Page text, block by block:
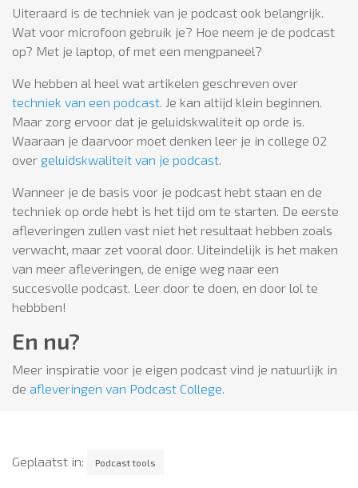
Uiteraard is de techniek van je podcast ook belangrijk.
Wat voor microfoon gebruik je? Hoe neem je de podcast
op? Met je laptop, of met een mengpaneel?
We hebben al heel wat artikelen geschreven over
techniek van een podcast . Je kan altijd klein beginnen.
Maar zorg ervoor dat je geluidskwaliteit op orde is.
Waaraan je daarvoor moet denken leer je in college 02
over geluidskwaliteit van je podcast
Wanneer je de basis voor je podcast hebt staan en de
techniek op orde hebt is het tijd om te starten. De eerste
afleveringen zullen vast niet het resultaat hebben zoals
verwacht, maar zet vooral door. Uiteindelijk is het maken
van meer afleveringen, de enige weg naar een
succesvolle podcast. Leer door te doen, en door lol te
hebbben!
En nu?
Meer inspiratie voor je eigen podcast vind je natuurlijk in
de afleveringen van Podcast College.
Geplaatst in: Podcast tools